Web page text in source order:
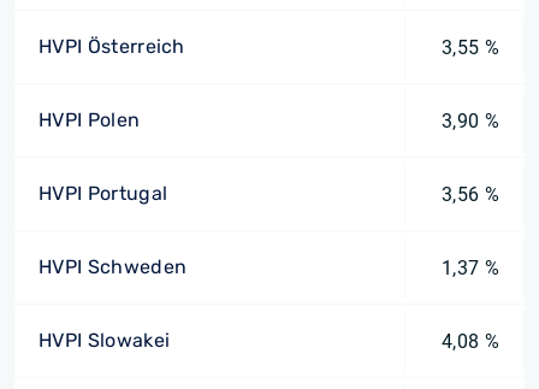
HVPI Österreich 3,55 %
HVPI Polen 3,90 %
HVPI Portugal 3,56 %
HVPI Schweden 1,37 %
HVPI Slowakei 4,08 %